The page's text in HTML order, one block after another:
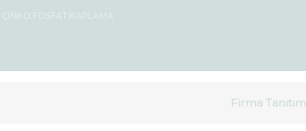
ÇİNKO FOSFAT KAPLAMA
Firma Tanıtım